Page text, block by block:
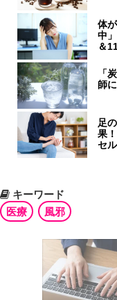
体
中
＆
「
師
足
果
セ
キーワード
医療
風邪